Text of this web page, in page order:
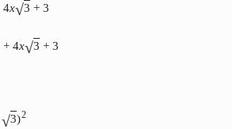
4x√3 + 3
+ 4x√3 + 3
√3)2